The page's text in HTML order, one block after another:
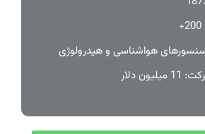
هواشناسی و هیدرولوژی
دلار